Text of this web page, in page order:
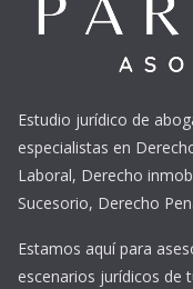
Estudio jurídico de
especialistas en
Laboral, Derecho
Sucesorio, Derecho
Estamos aquí para
escenarios jurídicos de